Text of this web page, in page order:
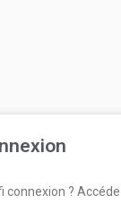
connexion ?